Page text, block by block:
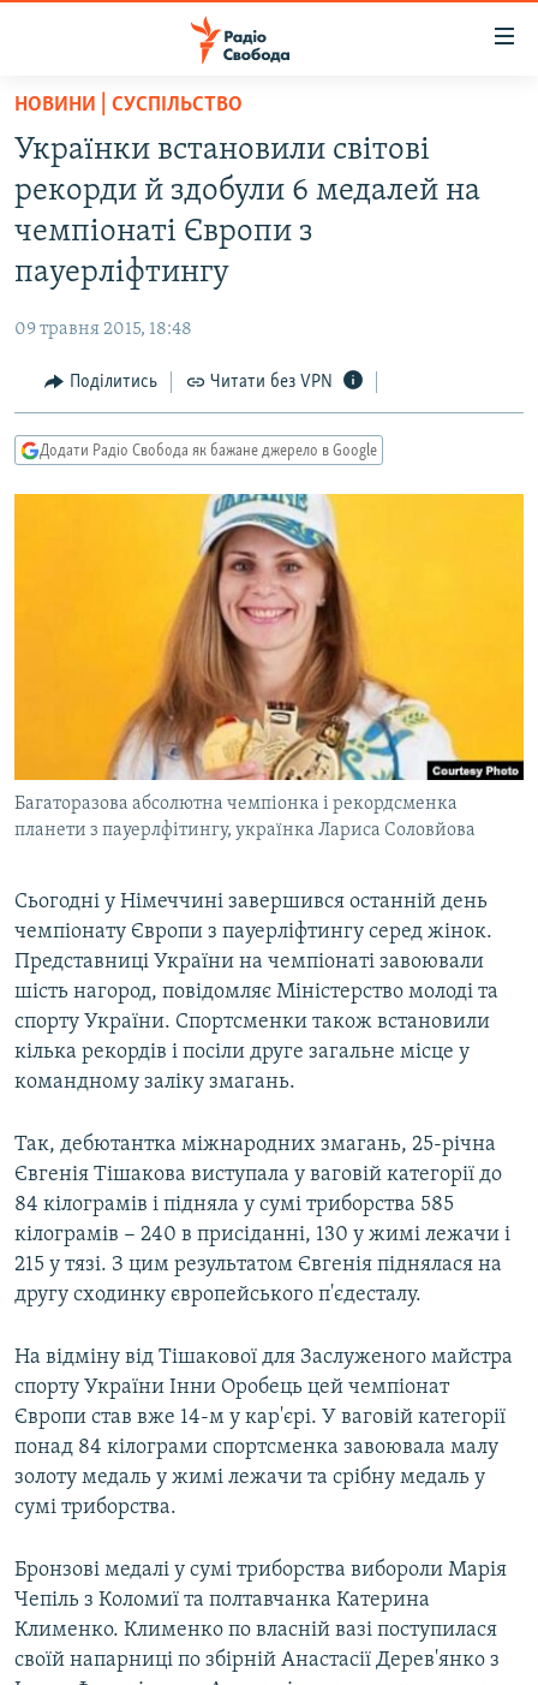
Перейти
основного
матеріалу
Перейти
основної
Перейти
пошуку
ВСЕ ЗА ДОБУ
СТАТТІ
СУСПІЛЬСТВО
КУЛЬТУРА
СПОРТ
ДОНБАС.РЕАЛІЇ
КРИМ.РЕАЛІЇ
ТИ ЯК?
КРИМ РЕАЛІЇ
РУС
УКР
ДОЛУЧАЙСЯ!
Усі сайти RFE/RL
НОВИНИ | СУСПІЛЬСТВО
Українки встановили світові
рекорди й здобули 6 медалей на
чемпіонаті Європи з
пауерліфтингу
09 травня 2015, 18:48
Поділитись Читати без VPN
Додати Радіо Свобода як бажане джерело в Google
Багаторазова абсолютна чемпіонка і рекордсменка
планети з пауерлфітингу, українка Лариса Соловйова
Сьогодні у Німеччині завершився останній день
чемпіонату Європи з пауерліфтингу серед жінок.
Представниці України на чемпіонаті завоювали
шість нагород, повідомляє Міністерство молоді та
спорту України. Спортсменки також встановили
кілька рекордів і посіли друге загальне місце у
командному заліку змагань.
Так, дебютантка міжнародних змагань, 25-річна
Євгенія Тішакова виступала у ваговій категорії до
84 кілограмів і підняла у сумі триборства 585
кілограмів − 240 в присіданні, 130 у жимі лежачи і
215 у тязі. З цим результатом Євгенія піднялася на
другу сходинку європейського п'єдесталу.
На відміну від Тішакової для Заслуженого майстра
спорту України Інни Оробець цей чемпіонат
Європи став вже 14-м у кар'єрі. У ваговій категорії
понад 84 кілограми спортсменка завоювала малу
золоту медаль у жимі лежачи та срібну медаль у
сумі триборства.
Бронзові медалі у сумі триборства вибороли Марія
Чепіль з Коломиї та полтавчанка Катерина
Клименко. Клименко по власній вазі поступилася
своїй напарниці по збірній Анастасії Дерев'янко з